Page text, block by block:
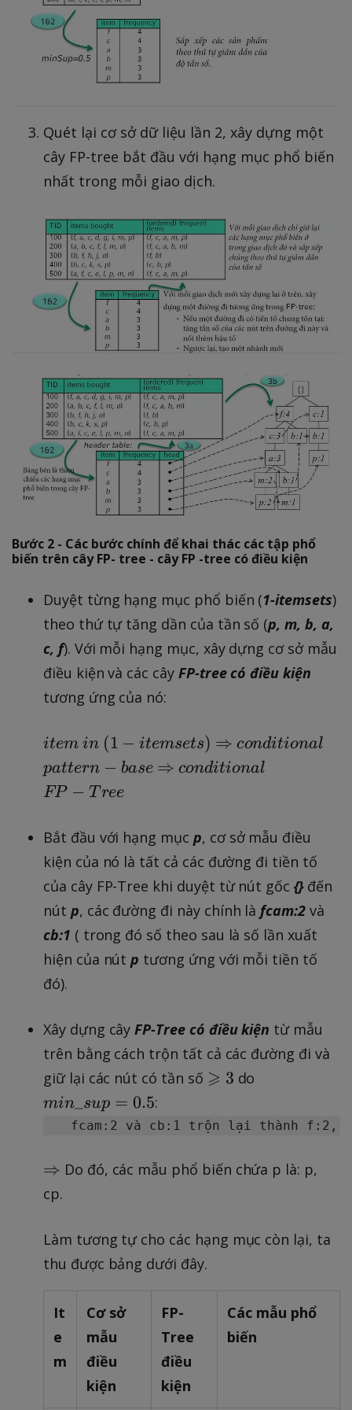
Quét lại cơ sở dữ liệu lần 2, xây dựng một
cây FP-tree bắt đầu với hạng mục phổ biến
nhất trong mỗi giao dịch.
Bước 2 - Các bước chính để khai thác các tập phổ
biến trên cây FP- tree - cây FP -tree có điều kiện
Duyệt từng hạng mục phổ biến (1-itemsets)
theo thứ tự tăng dần của tần số (p, m, b, a,
c, f). Với mỗi hạng mục, xây dựng cơ sở mẫu
điều kiện và các cây FP-tree có điều kiện
tương ứng của nó:
{i
t
e
m
item i
n
in (
e
s
e
ts
)
(1 − itemsets) {
\
h
t
a
r
o
w
⇒ {
c
i
t
i
o
n
a
l
conditional
n
pattern − base {
g
h
t
a
r
o
⇒ c
i
t
i
o
n
l
conditional
-
T
r
e
e
}
FP − T ree
Bắt đầu với hạng mục p, cơ sở mẫu điều
kiện của nó là tất cả các đường đi tiền tố
của cây FP-Tree khi duyệt từ nút gốc{}đến
nút p, các đường đi này chính là fcam:2và
cb:1 ( trong đó số theo sau là số lần xuất
hiện của nútp tương ứng với mỗi tiền tố
đó).
Xây dựng câyFP-Tree có điều kiện từ mẫu
trên bằng cách trộn tất cả các đường đi và
giữ lại các nút có tần số \
e
q
l
t
⩾ 3 do
\
u
0.
min_ sup = 0.5:
{
\
R
g
h
⇒ Do đó, các mẫu phổ biến chứa p là: p,
cp.
Làm tương tự cho các hạng mục còn lại, ta
thu được bảng dưới đây.
It
e
m
Cơ sở
mẫu
điều
kiện
FP-
Tree
điều
kiện
Các mẫu phổ
biến